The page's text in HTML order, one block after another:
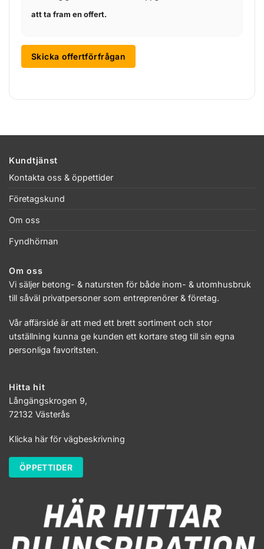
att ta fram en offert.
Skicka offertförfrågan
Kundtjänst
Kontakta oss & öppettider
Företagskund
Om oss
Fyndhörnan
Om oss
Vi säljer betong- & natursten för både inom- & utomhusbruk
till såväl privatpersoner som entreprenörer & företag.
Vår affärsidé är att med ett brett sortiment och stor
utställning kunna ge kunden ett kortare steg till sin egna
personliga favoritsten.
Hitta hit
Långängskrogen 9,
72132 Västerås
Klicka här för vägbeskrivning
ÖPPETTIDER